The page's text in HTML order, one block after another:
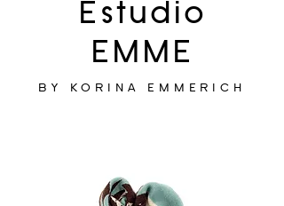
Estudio
EMME
BY KORINA EMMERICH